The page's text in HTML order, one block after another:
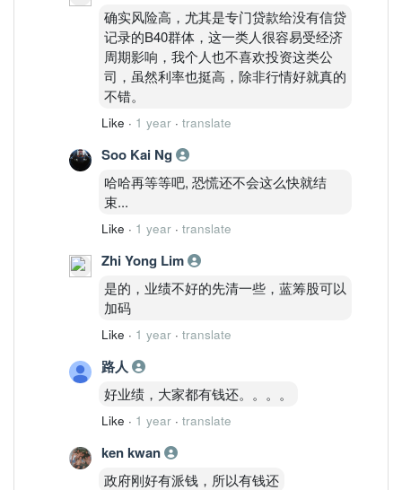
确实风险高，尤其是专门贷款给没有信贷
记录的B40群体，这一类人很容易受经济
周期影响，我个人也不喜欢投资这类公
司，虽然利率也挺高，除非行情好就真的
不错。
Like · 1 year · translate
Soo Kai Ng
哈哈再等等吧, 恐慌还不会这么快就结
束...
Like · 1 year · translate
Zhi Yong Lim
是的，业绩不好的先清一些，蓝筹股可以
加码
Like · 1 year · translate
路人
好业绩，大家都有钱还。。。。
Like · 1 year · translate
ken kwan
政府刚好有派钱，所以有钱还